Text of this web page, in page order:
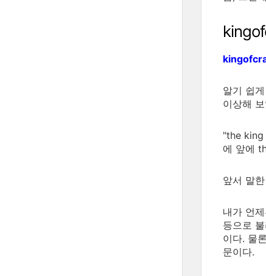
알기 쉽
이상해
"the king
에 앞에
앞서 말
내가 언
등으로
이다. 물
문이다.